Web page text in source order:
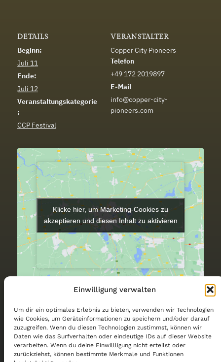
Einwilligung verwalten
Um dir ein optimales Erlebnis zu bieten, verwenden wir Technologien
wie Cookies, um Geräteinformationen zu speichern und/oder darauf
zuzugreifen. Wenn du diesen Technologien zustimmst, können wir
Daten wie das Surfverhalten oder eindeutige IDs auf dieser Website
verarbeiten. Wenn du deine Einwillligung nicht erteilst oder
zurückziehst, können bestimmte Merkmale und Funktionen
DETAILS
Beginn:
Juli 11
Ende:
Juli 12
Veranstaltungskategorie
:
CCP Festival
VERANSTALTER
Copper City Pioneers
Telefon
+49 172 2019897
E-Mail
info@copper-city-
pioneers.com
Copper Ranch
Werkstr. 74
Stolberg
NRW 52224 Germany Google Karte anzeigen
Telefon
Klicke hier, um Marketing-Cookies zu
akzeptieren und diesen Inhalt zu aktivieren
Klicke hier, um Marketing-Cookies zu
akzeptieren und diesen Inhalt zu aktivieren